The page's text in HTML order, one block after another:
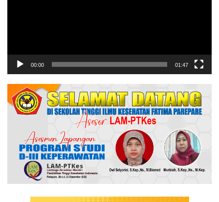
00:00 01:47